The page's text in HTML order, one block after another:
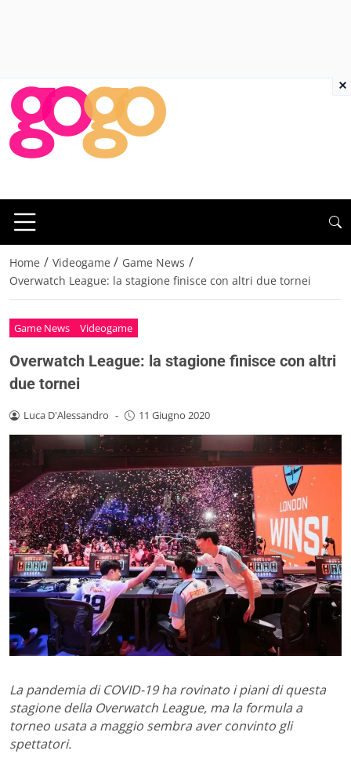
Home / Videogame / Game News /
Overwatch League: la stagione finisce con altri due tornei
Game News Videogame
Overwatch League: la stagione finisce con altri
due tornei
Luca D'Alessandro - 11 Giugno 2020
La pandemia di COVID-19 ha rovinato i piani di questa
stagione della Overwatch League, ma la formula a
torneo usata a maggio sembra aver convinto gli
spettatori.
×